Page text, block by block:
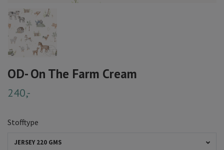
OD- On The Farm Cream
240,-
Stofftype
JERSEY 220 GMS